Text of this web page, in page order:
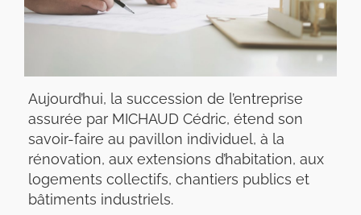
Aujourd’hui, la succession de l’entreprise
assurée par MICHAUD Cédric, étend son
savoir-faire au pavillon individuel, à la
rénovation, aux extensions d’habitation, aux
logements collectifs, chantiers publics et
bâtiments industriels.